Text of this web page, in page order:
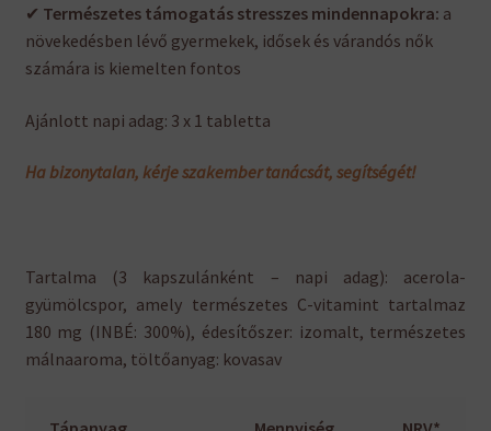
✔ Természetes támogatás stresszes mindennapokra: a
növekedésben lévő gyermekek, idősek és várandós nők
számára is kiemelten fontos
Ajánlott napi adag: 3 x 1 tabletta
Ha bizonytalan, kérje szakember tanácsát, segítségét!
Tartalma (3 kapszulánként – napi adag): acerola-
gyümölcspor, amely természetes C-vitamint tartalmaz
180 mg (INBÉ: 300%), édesítőszer: izomalt, természetes
málnaaroma, töltőanyag: kovasav